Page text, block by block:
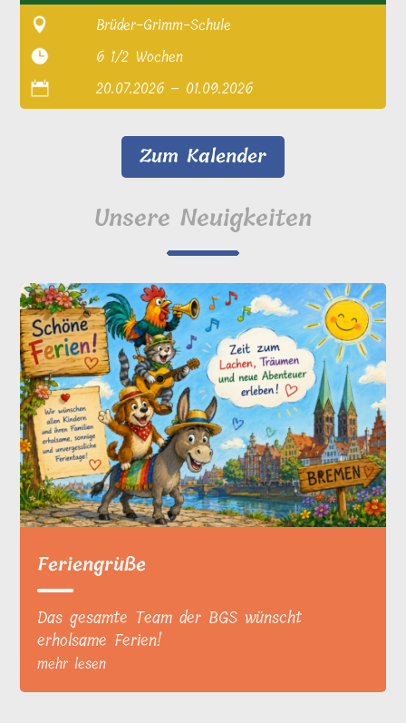
Brüder-Grimm-Schule
6 1/2 Wochen
20.07.2026 – 01.09.2026
Zum Kalender
Unsere Neuigkeiten
Feriengrüße
Das gesamte Team der BGS wünscht
erholsame Ferien!
mehr lesen